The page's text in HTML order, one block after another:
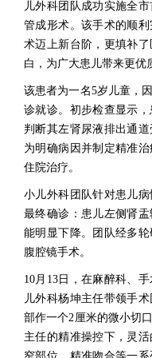
儿外科团队成功实施全
管成形术。该手术的顺
术迈上新台阶，更填补
白，为广大患儿带来更优
该患者为一名5岁儿童，
诊就诊。初步检查显示
判断其左肾尿液排出通
为明确病因并制定精准
住院治疗。
小儿外科团队针对患儿
最终确诊：患儿左侧肾
能明显下降。团队经多
腹腔镜手术。
10月13日，在麻醉科、
儿外科杨坤主任带领手
部作一个2厘米的微小切
主任的精准操控下，灵